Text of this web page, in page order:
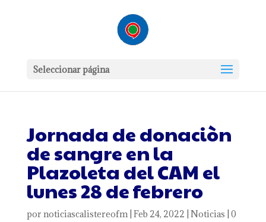
Seleccionar página
Jornada de donaciòn
de sangre en la
Plazoleta del CAM el
lunes 28 de febrero
por noticiascalistereofm| Feb 24, 2022 Noticias 0